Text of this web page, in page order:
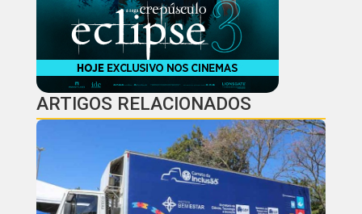
ARTIGOS RELACIONADOS